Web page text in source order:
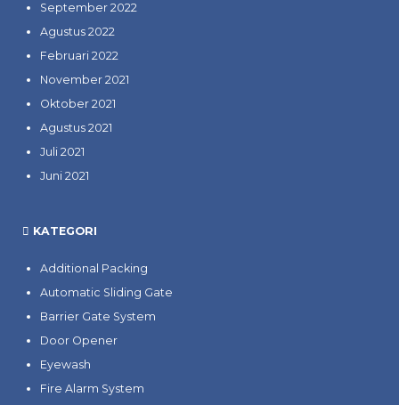
September 2022
Agustus 2022
Februari 2022
November 2021
Oktober 2021
Agustus 2021
Juli 2021
Juni 2021
KATEGORI
Additional Packing
Automatic Sliding Gate
Barrier Gate System
Door Opener
Eyewash
Fire Alarm System